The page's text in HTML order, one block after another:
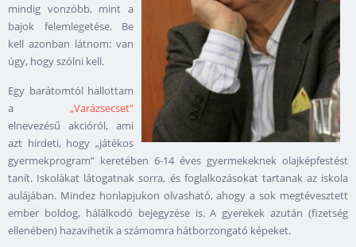
mindig vonzóbb, mint a
bajok felemlegetése. Be
kell azonban látnom: van
úgy, hogy szólni kell.
Egy barátomtól hallottam
a „Varázsecset”
elnevezésű akcióról, ami
azt hirdeti, hogy „játékos
gyermekprogram” keretében 6-14 éves gyermekeknek olajképfestést
tanít. Iskolákat látogatnak sorra, és foglalkozásokat tartanak az iskola
aulájában. Mindez honlapjukon olvasható, ahogy a sok megtévesztett
ember boldog, hálálkodó bejegyzése is. A gyerekek azután (fizetség
ellenében) hazavihetik a számomra hátborzongató képeket.